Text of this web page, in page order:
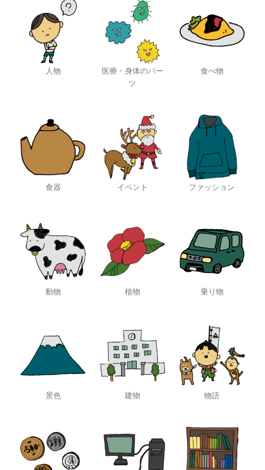
人物
医療・身体のパー
ツ
食べ物
食器 イベント ファッション
動物 植物 乗り物
景色 建物 物語